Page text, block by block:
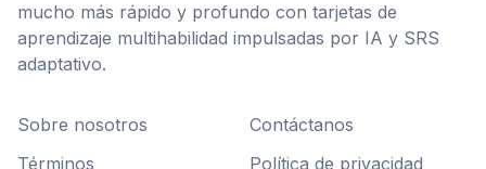
mucho más rápido y profundo con tarjetas de
aprendizaje multihabilidad impulsadas por IA y SRS
adaptativo.
Sobre nosotros
Contáctanos
Términos
Política de privacidad